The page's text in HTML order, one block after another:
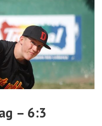
– 6:3